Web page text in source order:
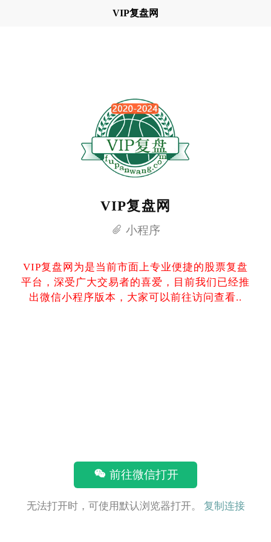
VIP复盘网
VIP复盘网
小程序
VIP复盘网为是当前市面上专业便捷的股票复盘
平台，深受广大交易者的喜爱，目前我们已经推
出微信小程序版本，大家可以前往访问查看..
前往微信打开
无法打开时，可使用默认浏览器打开。 复制连接